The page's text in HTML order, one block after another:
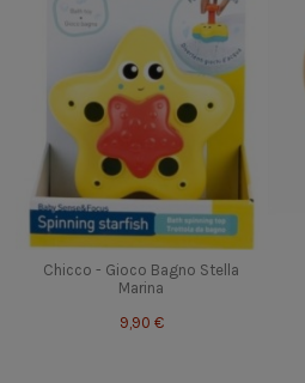
Chicco - Gioco Bagno Stella
Marina
9,90 €